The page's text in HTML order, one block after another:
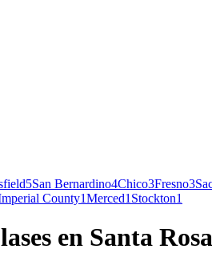
5San Bernardino4Chico3Fresno3
County1Merced1 Stockton1
en Santa